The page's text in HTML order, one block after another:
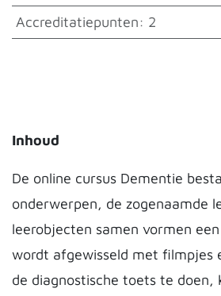
Accreditatiepunten: 2
Inhoud
De online cursus Dementie
onderwerpen, de zogenaamde
leerobjecten samen vormen
wordt afgewisseld met filmpjes
de diagnostische toets te doen,